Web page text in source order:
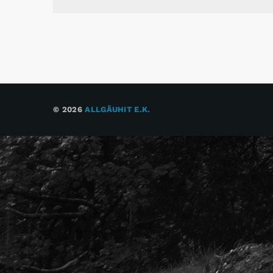
© 2026ALLGÄUHIT E.K.